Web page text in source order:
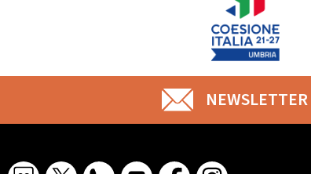
NEWSLETTER